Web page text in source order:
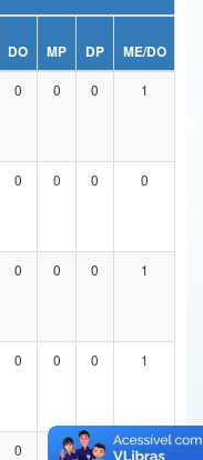
DO MP DP ME/DO
0 0 0 1
0 0 0 0
0 0 0 1
0 0 0 1
0 0 0 1